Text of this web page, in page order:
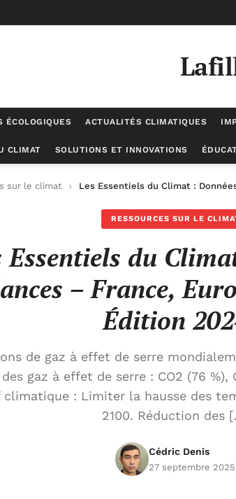
ÉCOLOGIQUES ACTUALITÉS CLIMATIQUES
CLIMAT SOLUTIONS ET INNOVATIONS
sur le climat Les Essentiels du Climat :
RESSOURCES SUR LE
Essentiels du
– France,
Édition
de gaz à effet de serre
gaz à effet de serre : CO2 (76 %),
climatique : Limiter la hausse des
2100. Réduction des
Cédric Denis
27 septembre 2025